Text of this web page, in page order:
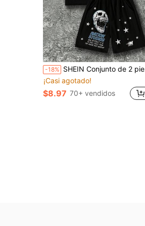
-18% SHEIN Conjunto de 2 piezas para niños, camiseta de cuello redondo de manga corta con estampado de calavera y pantalones cortos deportivos con bolsillo, estilo streetwear para primavera/verano
¡Casi agotado!
$8.97 70+ vendidos